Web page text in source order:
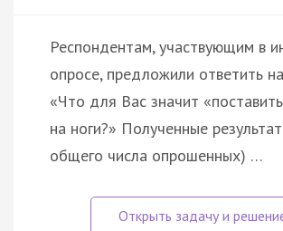
Респондентам, участвующим в
опросе, предложили ответить
«Что для Вас значит
на ноги?» Полученные
общего числа опрошенных) …